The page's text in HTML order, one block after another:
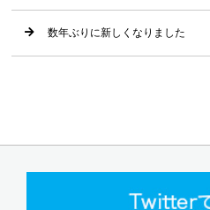
数年ぶりに新しくなりました